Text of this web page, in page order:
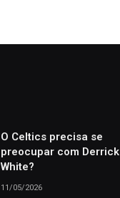
O Celtics precisa se
preocupar com Derrick
White?
11/05/2026